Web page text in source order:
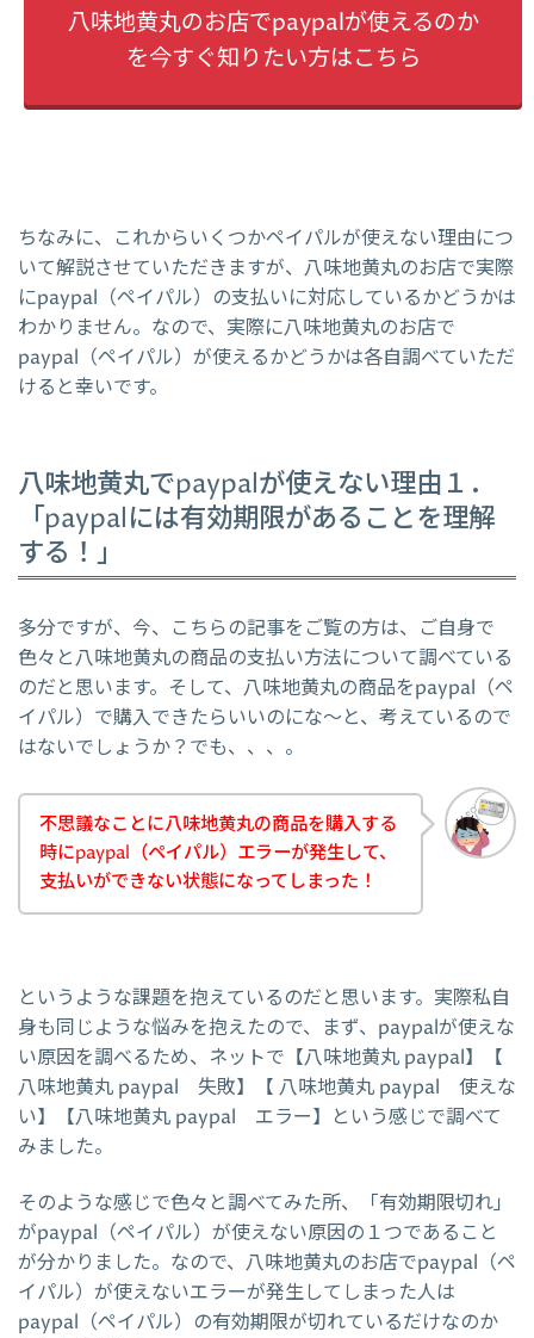
八味地黄丸のお店でpaypalが使えるのか
を今すぐ知りたい方はこちら
ちなみに、これからいくつかペイパルが使えない理由につ
いて解説させていただきますが、八味地黄丸のお店で実際
にpaypal（ペイパル）の支払いに対応しているかどうかは
わかりません。なので、実際に八味地黄丸のお店で
paypal（ペイパル）が使えるかどうかは各自調べていただ
けると幸いです。
八味地黄丸でpaypalが使えない理由１．
「paypalには有効期限があることを理解
する！」
多分ですが、今、こちらの記事をご覧の方は、ご自身で
色々と八味地黄丸の商品の支払い方法について調べている
のだと思います。そして、八味地黄丸の商品をpaypal（ペ
イパル）で購入できたらいいのにな～と、考えているので
はないでしょうか？でも、、、。
不思議なことに八味地黄丸の商品を購入する
時にpaypal（ペイパル）エラーが発生して、
支払いができない状態になってしまった！
というような課題を抱えているのだと思います。実際私自
身も同じような悩みを抱えたので、まず、paypalが使えな
い原因を調べるため、ネットで【八味地黄丸 paypal】【
八味地黄丸 paypal 失敗】【 八味地黄丸 paypal 使えな
い】【八味地黄丸 paypal エラー】という感じで調べて
みました。
そのような感じで色々と調べてみた所、「有効期限切れ」
がpaypal（ペイパル）が使えない原因の１つであること
が分かりました。なので、八味地黄丸のお店でpaypal（ペ
イパル）が使えないエラーが発生してしまった人は
paypal（ペイパル）の有効期限が切れているだけなのか